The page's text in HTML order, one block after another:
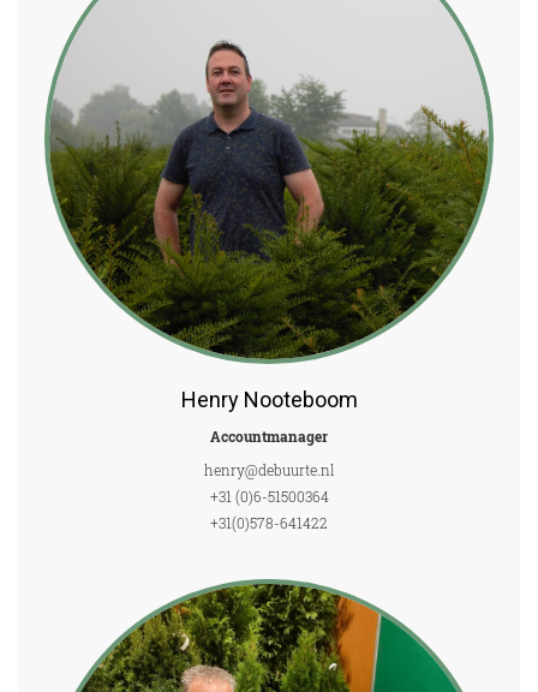
Henry Nooteboom
Accountmanager
henry@debuurte.nl
+31 (0)6-51500364
+31(0)578-641422